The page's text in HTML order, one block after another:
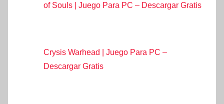
of Souls | Juego Para PC – Descargar Gratis
Crysis Warhead | Juego Para PC –
Descargar Gratis